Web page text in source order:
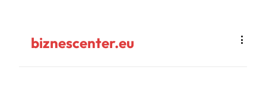
biznescenter.eu